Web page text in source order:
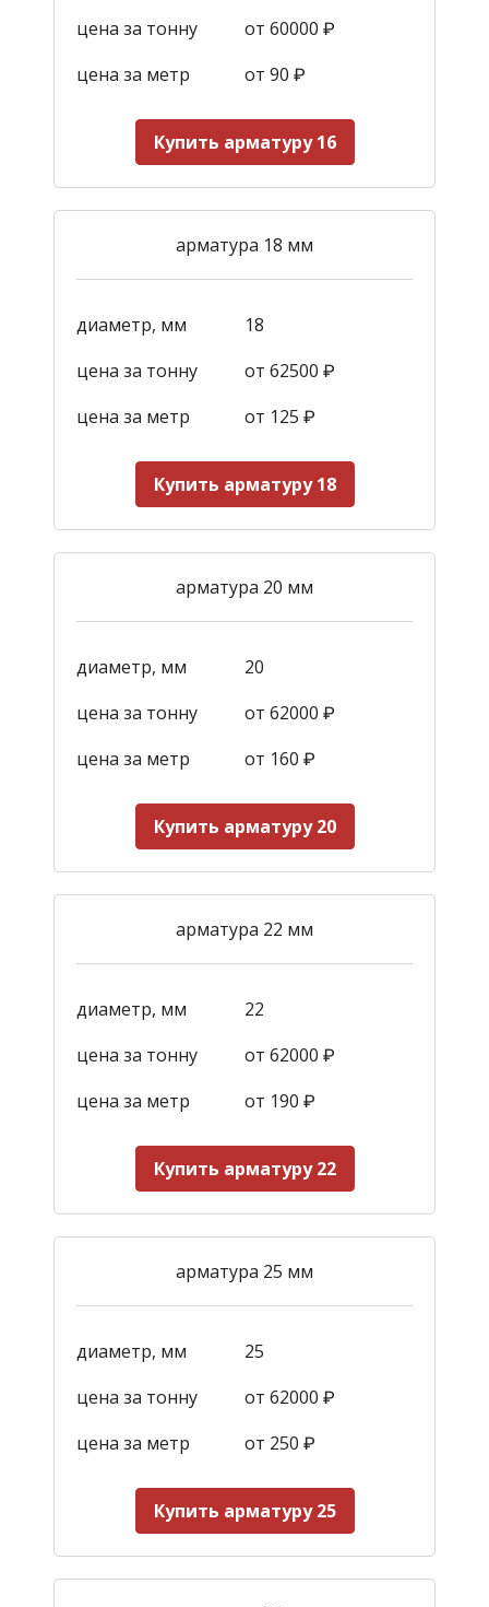
цена за тонну
от 60000 ₽
цена за метр
от 90 ₽
Купить арматуру 16
арматура 18 мм
диаметр, мм
18
цена за тонну
от 62500 ₽
цена за метр
от 125 ₽
Купить арматуру 18
арматура 20 мм
диаметр, мм
20
цена за тонну
от 62000 ₽
цена за метр
от 160 ₽
Купить арматуру 20
арматура 22 мм
диаметр, мм
22
цена за тонну
от 62000 ₽
цена за метр
от 190 ₽
Купить арматуру 22
арматура 25 мм
диаметр, мм
25
цена за тонну
от 62000 ₽
цена за метр
от 250 ₽
Купить арматуру 25